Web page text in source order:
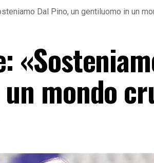
Dal Pino, un gentiluomo in un
mondo